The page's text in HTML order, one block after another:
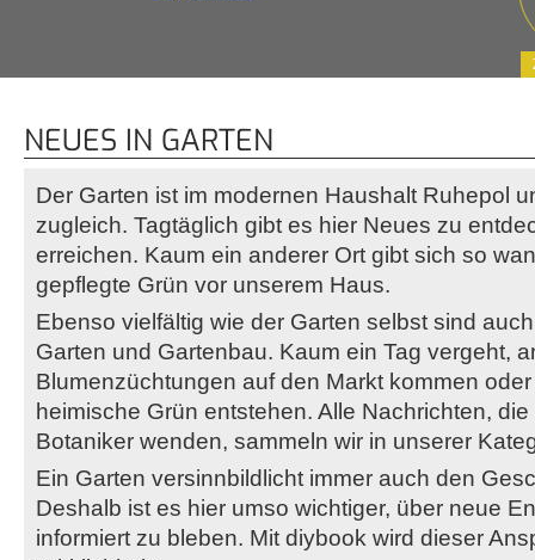
NEUES IN GARTEN
Der Garten ist im modernen Haushalt Ruhepol
zugleich. Tagtäglich gibt es hier Neues zu
erreichen. Kaum ein anderer Ort gibt sich so
gepflegte Grün vor unserem Haus.
Ebenso vielfältig wie der Garten selbst sind
Garten und Gartenbau. Kaum ein Tag vergeht,
Blumenzüchtungen auf den Markt kommen
heimische Grün entstehen. Alle Nachrichten,
Botaniker wenden, sammeln wir in unserer
Ein Garten versinnbildlicht immer auch den
Deshalb ist es hier umso wichtiger, über neue
informiert zu bleben. Mit diybook wird dieser